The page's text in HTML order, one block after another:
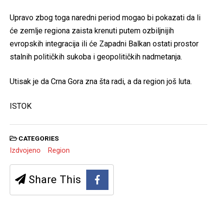
Upravo zbog toga naredni period mogao bi pokazati da li
će zemlje regiona zaista krenuti putem ozbiljnijih
evropskih integracija ili će Zapadni Balkan ostati prostor
stalnih političkih sukoba i geopolitičkih nadmetanja.
Utisak je da Crna Gora zna šta radi, a da region još luta.
ISTOK
CATEGORIES
Izdvojeno Region
Share This